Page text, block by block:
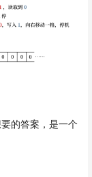
的答案，是一个